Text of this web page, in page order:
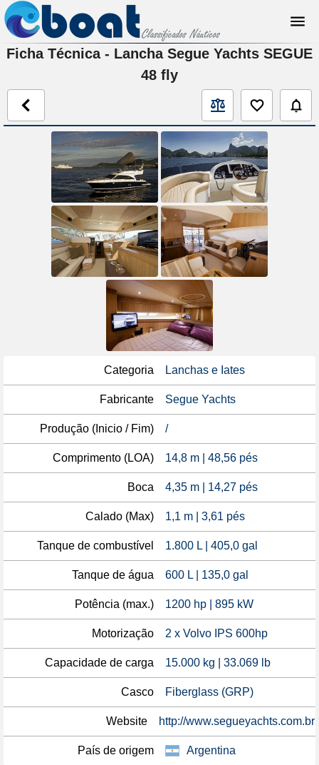
Ficha Técnica - Lancha Segue Yachts SEGUE
48 fly
Categoria Lanchas e Iates
Fabricante Segue Yachts
Produção (Inicio / Fim) /
Comprimento (LOA) 14,8 m | 48,56 pés
Boca 4,35 m | 14,27 pés
Calado (Max) 1,1 m | 3,61 pés
Tanque de combustível 1.800 L | 405,0 gal
Tanque de água 600 L | 135,0 gal
Potência (max.) 1200 hp | 895 kW
Motorização 2 x Volvo IPS 600hp
Capacidade de carga 15.000 kg | 33.069 lb
Casco Fiberglass (GRP)
Website http://www.segueyachts.com.br
País de origem Argentina